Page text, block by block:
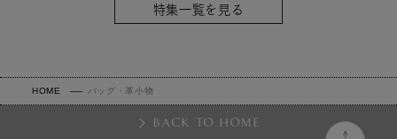
特集一覧を見る
HOME バッグ・革小物
BACK TO HOME